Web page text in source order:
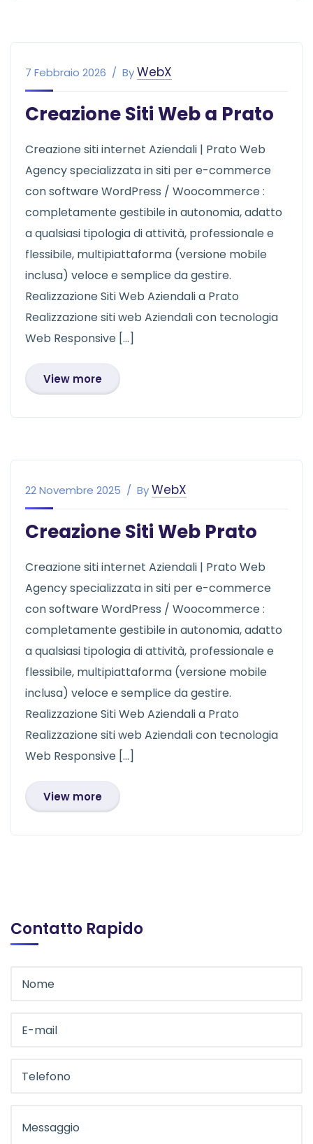
7 Febbraio 2026 ByWebX
Creazione Siti Web a Prato
Creazione siti internet Aziendali | Prato Web
Agency specializzata in siti per e-commerce
con software WordPress / Woocommerce :
completamente gestibile in autonomia, adatto
a qualsiasi tipologia di attività, professionale e
flessibile, multipiattaforma (versione mobile
inclusa) veloce e semplice da gestire.
Realizzazione Siti Web Aziendali a Prato
Realizzazione siti web Aziendali con tecnologia
Web Responsive […]
View more
22 Novembre 2025 ByWebX
Creazione Siti Web Prato
Creazione siti internet Aziendali | Prato Web
Agency specializzata in siti per e-commerce
con software WordPress / Woocommerce :
completamente gestibile in autonomia, adatto
a qualsiasi tipologia di attività, professionale e
flessibile, multipiattaforma (versione mobile
inclusa) veloce e semplice da gestire.
Realizzazione Siti Web Aziendali a Prato
Realizzazione siti web Aziendali con tecnologia
Web Responsive […]
View more
Contatto Rapido